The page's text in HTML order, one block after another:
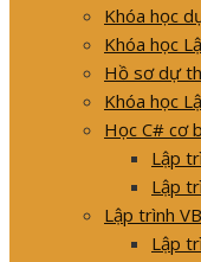
Khóa học
Khóa học
Hồ sơ dự
Khóa học
Học C# cơ
Lập
Lập
Lập trình
Lập